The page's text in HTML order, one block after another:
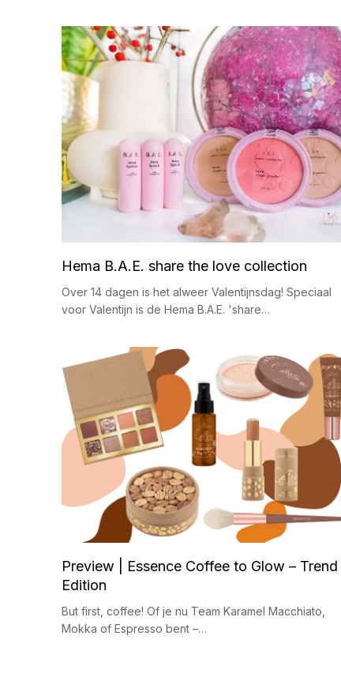
Hema B.A.E. share the love collection
Over 14 dagen is het alweer Valentijnsdag! Speciaal
voor Valentijn is de Hema B.A.E. 'share…
Preview | Essence Coffee to Glow – Trend
Edition
But first, coffee! Of je nu Team Karamel Macchiato,
Mokka of Espresso bent –…